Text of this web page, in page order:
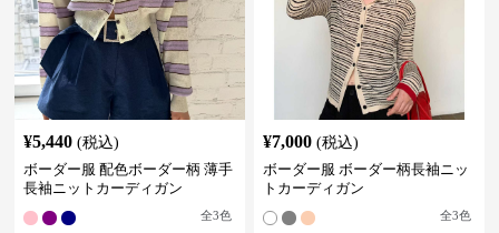
¥5,440 (税込)
ボーダー服 配色ボーダー柄 薄手
長袖ニットカーディガン
全3色
¥7,000 (税込)
ボーダー服 ボーダー柄長袖ニッ
トカーディガン
全3色